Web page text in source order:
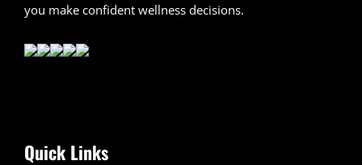
you make confident wellness decisions.
Quick Links